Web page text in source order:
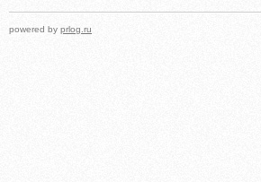
powered by prlog.ru